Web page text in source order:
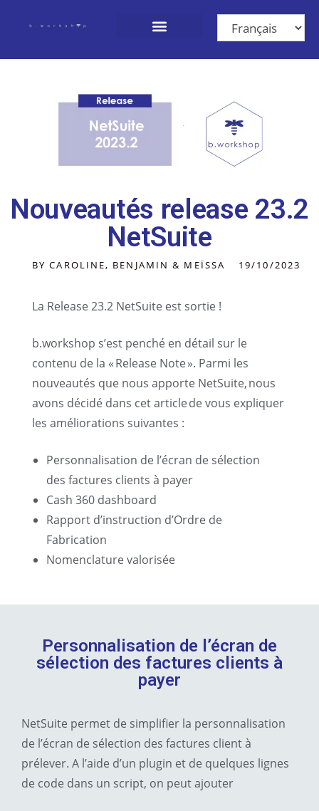
Nouveautés release 23.2
NetSuite
BY CAROLINE, BENJAMIN & MEÏSSA 19/10/2023
La Release 23.2 NetSuite est sortie !
b.workshop s’est penché en détail sur le
contenu de la « Release Note ». Parmi les
nouveautés que nous apporte NetSuite,nous
avons décidé dans cet articlede vous expliquer
les améliorations suivantes :
Personnalisation de l’écran de sélection
des factures clients à payer
Cash 360 dashboard
Rapport d’instruction d’Ordre de
Fabrication
Nomenclature valorisée
Personnalisation de l’écran de
sélection des factures clients à
payer
NetSuite permet de simplifier la personnalisation
de l’écran de sélection des factures client à
prélever. A l’aide d’un plugin et de quelques lignes
de code dans un script, on peut ajouter